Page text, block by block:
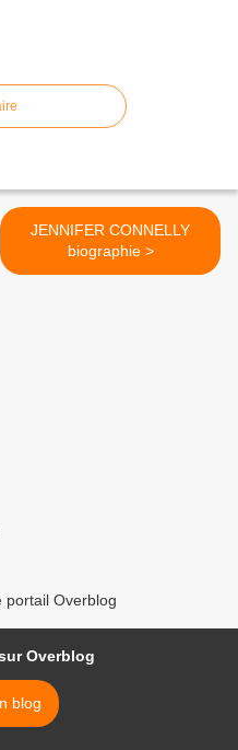
JENNIFER CONNELLY
biographie >
portail Overblog
Overblog
blog